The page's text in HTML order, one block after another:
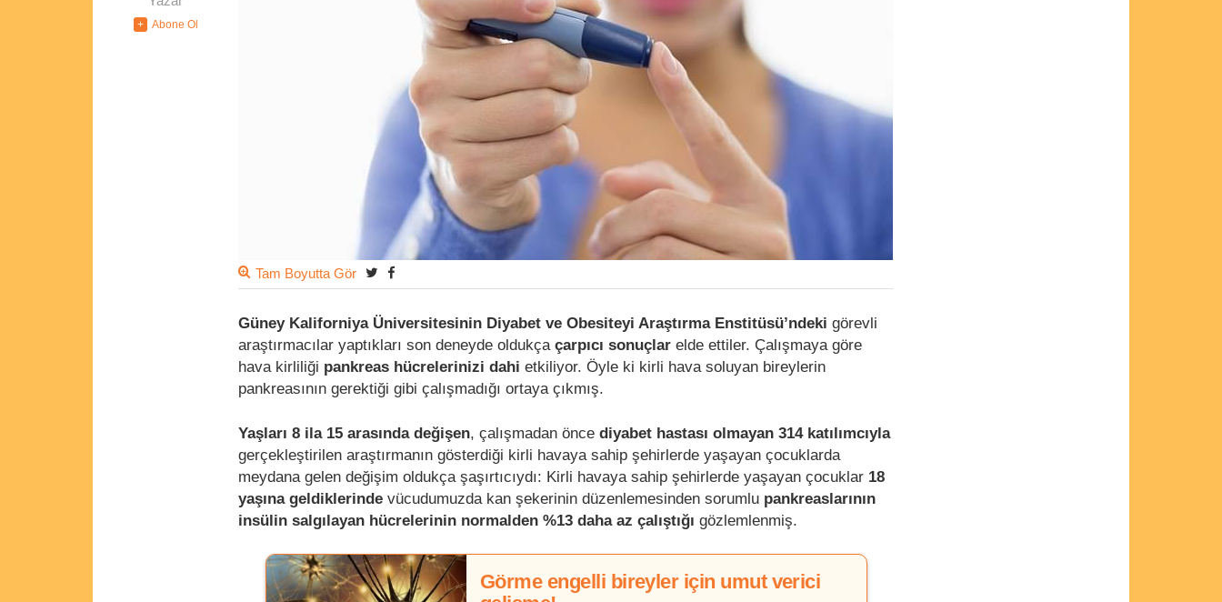
Tam Boyutta Gör
Güney Kaliforniya Üniversitesinin Diyabet ve Obesiteyi Araştırma Enstitüsü’ndeki görevli
araştırmacılar yaptıkları son deneyde oldukça çarpıcı sonuçlar elde ettiler. Çalışmaya göre
hava kirliliği pankreas hücrelerinizi dahi etkiliyor. Öyle ki kirli hava soluyan bireylerin
pankreasının gerektiği gibi çalışmadığı ortaya çıkmış.
Yaşları 8 ila 15 arasında değişen, çalışmadan önce diyabet hastası olmayan 314 katılımcıyla
gerçekleştirilen araştırmanın gösterdiği kirli havaya sahip şehirlerde yaşayan çocuklarda
meydana gelen değişim oldukça şaşırtıcıydı: Kirli havaya sahip şehirlerde yaşayan çocuklar 18
yaşına geldiklerinde vücudumuzda kan şekerinin düzenlemesinden sorumlu pankreaslarının
insülin salgılayan hücrelerinin normalden %13 daha az çalıştığı gözlemlenmiş.
Görme engelli bireyler için umut verici